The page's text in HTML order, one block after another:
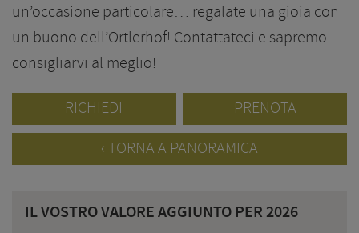
un’occasione particolare… regalate una gioia con
un buono dell’Örtlerhof! Contattateci e sapremo
consigliarvi al meglio!
RICHIEDI
PRENOTA
TORNA A PANORAMICA
IL VOSTRO VALORE AGGIUNTO PER 2026